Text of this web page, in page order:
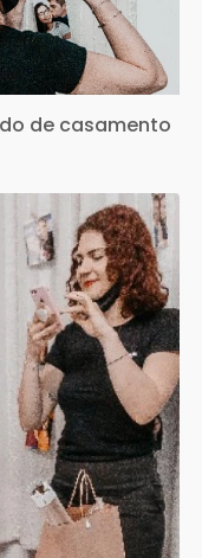
de casamento